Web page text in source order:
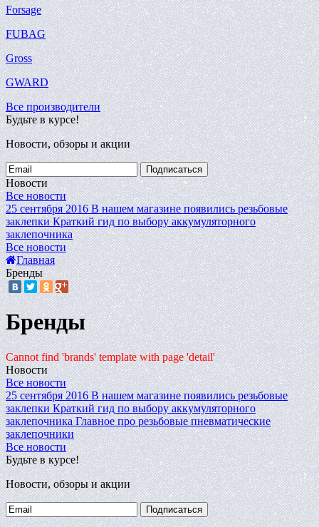
Forsage
FUBAG
Gross
GWARD
Все производители
Будьте в курсе!
Новости, обзоры и акции
Подписаться
Новости
Все новости
25 сентября 2016 В нашем магазине появились резьбовые
заклепки Краткий гид по выбору аккумуляторного
заклепочника
Все новости
Главная
Бренды
Бренды
Cannot find 'brands' template with page 'detail'
Новости
Все новости
25 сентября 2016 В нашем магазине появились резьбовые
заклепки Краткий гид по выбору аккумуляторного
заклепочника Главное про резьбовые пневматические
заклепочники
Все новости
Будьте в курсе!
Новости, обзоры и акции
Подписаться